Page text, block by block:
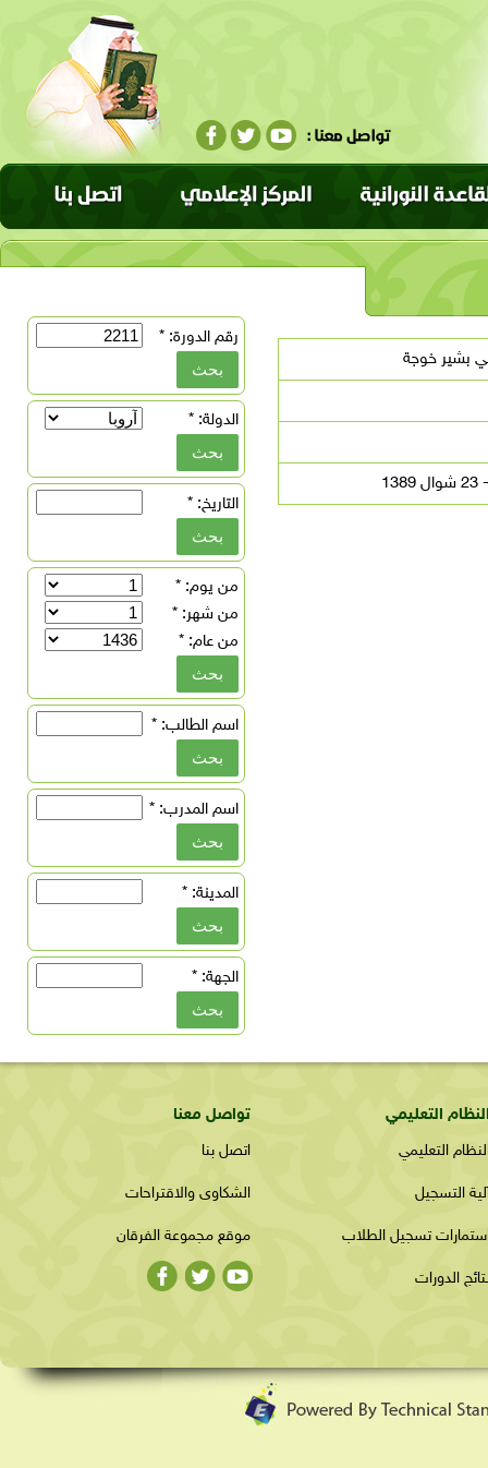
رقم الدورة: *
الدولة: *
التاريخ: *
من يوم: *
من شهر: *
من عام: *
اسم الطالب: *
اسم المدرب: *
المدينة: *
الجهة: *
بشير خوجة
تواصل معنا
اتصل بنا
الشكاوى والاقتراحات
موقع مجموعة الفرقان
التعليمي
التعليمي
التسجيل
تسجيل الطلاب
الدورات